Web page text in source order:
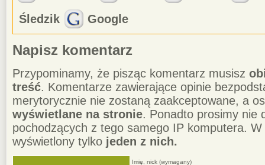
Śledzik
Google
Napisz komentarz
Przypominamy, że pisząc komentarz musisz
treść. Komentarze zawierające opinie
merytorycznie nie zostaną zaakceptowane, a
wyświetlane na stronie. Ponadto prosimy nie
pochodzących z tego samego IP komputera.
wyświetlony tylko jeden z nich.
Imię, nick (wymagany)